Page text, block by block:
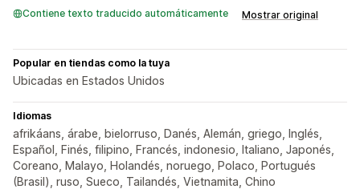
Contiene texto traducido automáticamente Mostrar original
Popular en tiendas como la tuya
Ubicadas en Estados Unidos
Idiomas
afrikáans, árabe, bielorruso, Danés, Alemán, griego, Inglés,
Español, Finés, filipino, Francés, indonesio, Italiano, Japonés,
Coreano, Malayo, Holandés, noruego, Polaco, Portugués
(Brasil), ruso, Sueco, Tailandés, Vietnamita, Chino